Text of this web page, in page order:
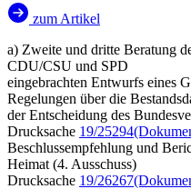
zum Artikel
a) Zweite und dritte Beratung
CDU/CSU und SPD
eingebrachten Entwurfs eines
Regelungen über die
der Entscheidung des
Drucksache 19/25294
Beschlussempfehlung und
Heimat (4. Ausschuss)
Drucksache 19/26267